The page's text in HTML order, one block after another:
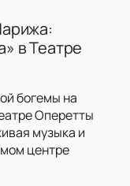
в Театре
богемы на
Оперетты
музыка и
центре